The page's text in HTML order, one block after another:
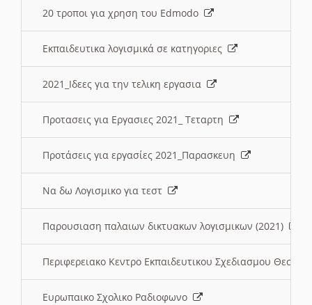
20 τροποι για χρηση του Edmodo
Εκπαιδευτικα λογισμικά σε κατηγοριες
2021_Ιδεες για την τελικη εργασια
Προτασεις για Εργασιες 2021_ Τεταρτη
Προτάσεις για εργασίες 2021_Παρασκευη
Να δω Λογισμικο για τεστ
Παρουσιαση παλαιων δικτυακων λογισμικων (2021)
Περιφερειακο Κεντρο Εκπαιδευτικου Σχεδιασμου
Ευρωπαικο Σχολικο Ραδιοφωνο